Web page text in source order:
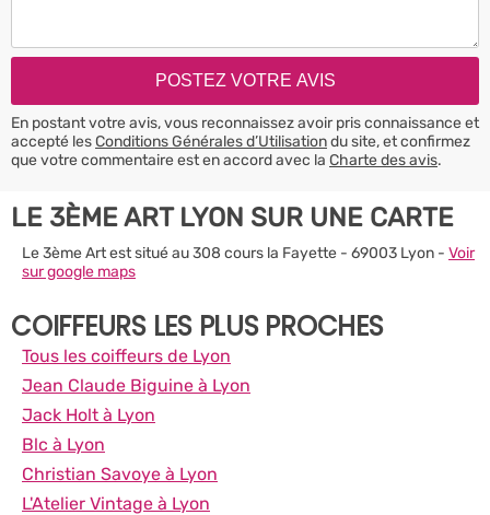
En postant votre avis, vous reconnaissez avoir pris connaissance et
accepté lesConditions Générales d’Utilisationdu site, et confirmez
que votre commentaire est en accord avec la Charte des avis.
LE 3ÈME ART LYON SUR UNE CARTE
Le 3ème Art est situé au 308 cours la Fayette - 69003 Lyon - Voir
sur google maps
COIFFEURS LES PLUS PROCHES
Tous les coiffeurs de Lyon
Jean Claude Biguine à Lyon
Jack Holt à Lyon
Blc à Lyon
Christian Savoye à Lyon
L'Atelier Vintage à Lyon